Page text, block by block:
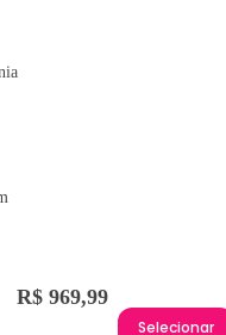
R$ 969,99
Selecionar